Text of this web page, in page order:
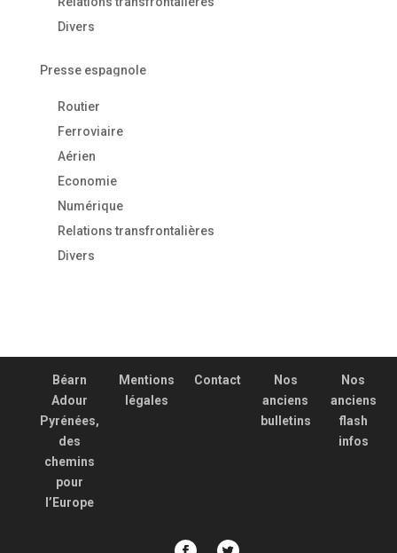
Divers
Presse espagnole
Routier
Ferroviaire
Aérien
Economie
Numérique
Relations transfrontalières
Divers
Béarn
Adour
Pyrénées,
des
chemins
pour
l’Europe
Mentions
légales
Contact
Nos
anciens
bulletins
Nos
anciens
flash
infos